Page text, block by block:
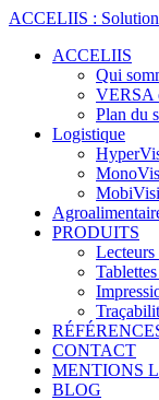
Skip
content
ACCELIIS :
ACCELIIS
Qui
VERSA
Plan du
Logistique
PRODUITS
Lecteurs
CONTACT
MENTIONS
BLOG